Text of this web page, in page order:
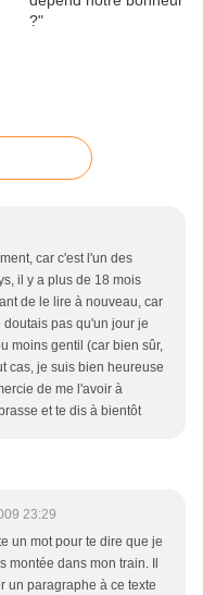
car c'est l'un des
il y a plus de 18 mois
de le lire à nouveau, car
pas qu'un jour je
moins gentil (car bien sûr,
cas, je suis bien heureuse
de me l'avoir à
et te dis à bientôt
23:29
un mot pour te dire que je
dans mon train. Il
un paragraphe à ce texte